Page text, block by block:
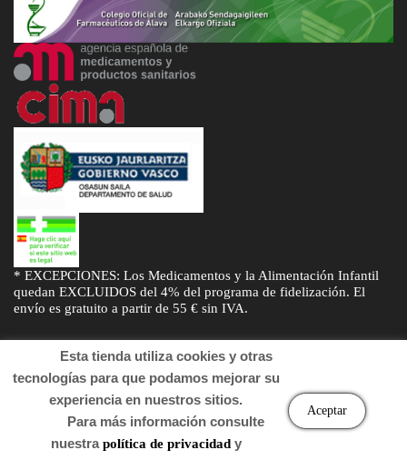
* EXCEPCIONES: Los Medicamentos y la Alimentación Infantil
quedan EXCLUIDOS del 4% del programa de fidelización. El
envío es gratuito a partir de 55 € sin IVA.
Esta tienda utiliza cookies y otras
tecnologías para que podamos mejorar su
experiencia en nuestros sitios.
Para más información consulte
nuestrapolítica de privacidady
Aceptar
© Desarrollado porSogifaryDTD Soluciones
. Derechos de autor
2022 Farmacia.